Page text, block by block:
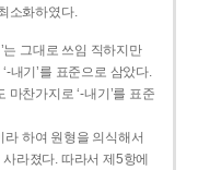
소화하였다.
는 그대로 쓰임 직하지만
내기’를 표준으로 삼았다.
마찬가지로 ‘-내기’를 표준
라 하여 원형을 의식해서
라졌다. 따라서 제5항에